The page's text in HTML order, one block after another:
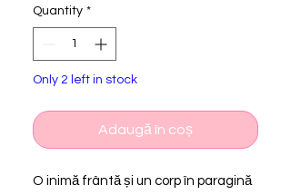
Quantity *
Only 2 left in stock
Adaugă în coș
O inimă frântă și un corp în paragină